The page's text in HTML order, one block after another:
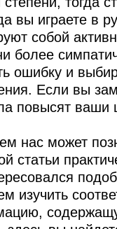
вы играете в
собой
более
ошибку и
Если вы
повысят
нас может
статьи
изучить